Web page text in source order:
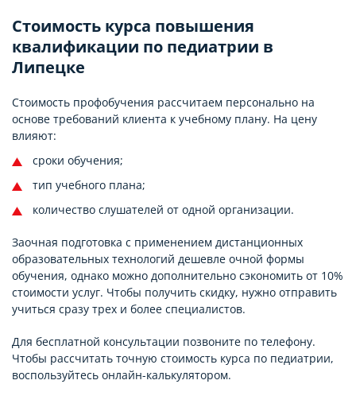
Стоимость курса повышения
квалификации по педиатрии в
Липецке
Стоимость профобучения рассчитаем персонально на
основе требований клиента к учебному плану. На цену
влияют:
сроки обучения;
тип учебного плана;
количество слушателей от одной организации.
Заочная подготовка с применением дистанционных
образовательных технологий дешевле очной формы
обучения, однако можно дополнительно сэкономить от 10%
стоимости услуг. Чтобы получить скидку, нужно отправить
учиться сразу трех и более специалистов.
Для бесплатной консультации позвоните по телефону.
Чтобы рассчитать точную стоимость курса по педиатрии,
воспользуйтесь онлайн-калькулятором.